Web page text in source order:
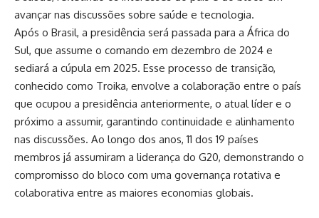
avançar nas discussões sobre saúde e tecnologia.
Após o Brasil, a presidência será passada para a África do
Sul, que assume o comando em dezembro de 2024 e
sediará a cúpula em 2025. Esse processo de transição,
conhecido como Troika, envolve a colaboração entre o país
que ocupou a presidência anteriormente, o atual líder e o
próximo a assumir, garantindo continuidade e alinhamento
nas discussões. Ao longo dos anos, 11 dos 19 países
membros já assumiram a liderança do G20, demonstrando o
compromisso do bloco com uma governança rotativa e
colaborativa entre as maiores economias globais.